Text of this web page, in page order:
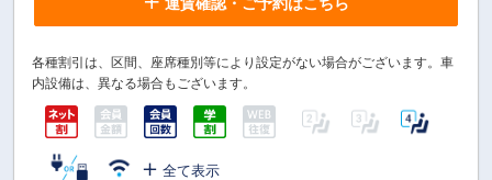
運賃確認・ご予約はこちら
各種割引は、区間、座席種別等により設定がない場合がございます。車
内設備は、異なる場合もございます。
全て表示